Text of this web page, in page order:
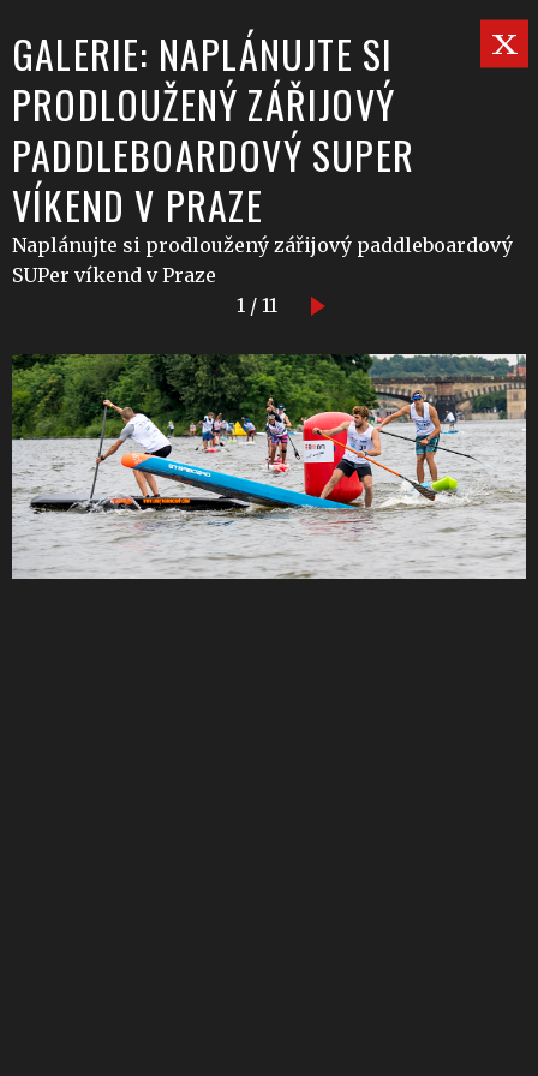
GALERIE: NAPLÁNUJTE SI
PRODLOUŽENÝ ZÁŘIJOVÝ
PADDLEBOARDOVÝ SUPER
VÍKEND V PRAZE
Naplánujte si prodloužený zářijový paddleboardový
SUPer víkend v Praze
1 / 11